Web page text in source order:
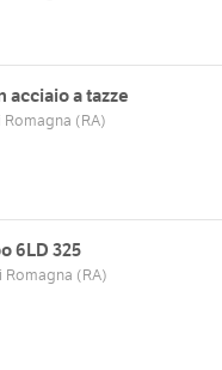
a tazze
Romagna (RA)
6LD 325
Romagna (RA)